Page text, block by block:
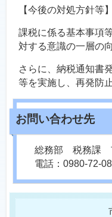
【今後の対処方針等】
課税に係る基本事項
対する意識の一層の
さらに、納税通知書
等を実施し、再発防
総務部 税務課
電話：0980-72-